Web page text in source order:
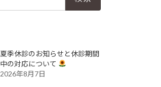
夏季休診のお知らせと休診期間
中の対応について
2026年8月7日